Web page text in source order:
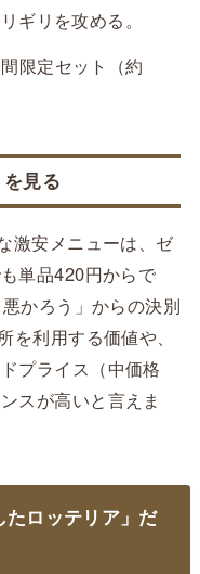
ギリを攻める。
限定セット（約
見る
激安メニューは、ゼ
単品420円からで
かろう」からの決別
利用する価値や、
プライス（中価格
スが高いと言えま
たロッテリア」だ